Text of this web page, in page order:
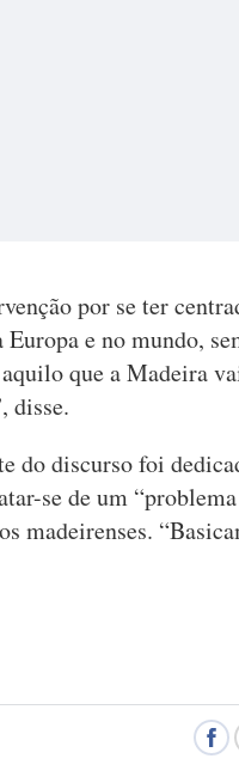
por se ter
e no mundo,
que a Madeira
disse.
do discurso foi
se de um
madeirenses.